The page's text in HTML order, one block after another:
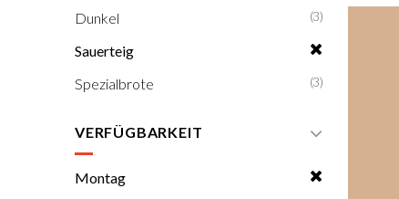
Dunkel (3)
Sauerteig
Spezialbrote
(3)
VERFÜGBARKEIT
Montag